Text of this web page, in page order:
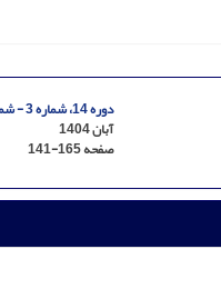
دوره 14، شماره 3 - شماره پیاپی 53
آبان 1404
صفحه141-165